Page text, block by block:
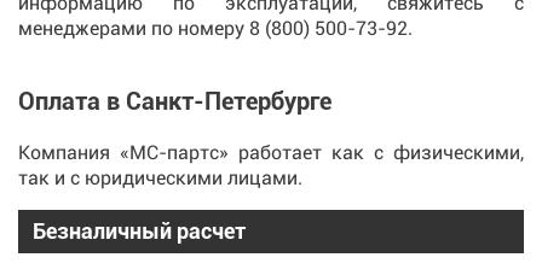
менеджерами по номеру 8 (800) 500-73-92.
Оплата в Санкт-Петербурге
Компания «МС-партс» работает как с физическими,
так и с юридическими лицами.
Безналичный расчет